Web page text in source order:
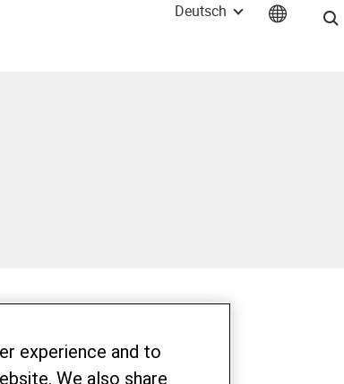
Deutsch
Suche
experience and to
We also share